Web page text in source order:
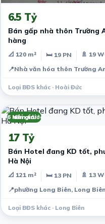
6.5 Tỷ
Bán gấp nhà thôn Trường
hàng
📐 120 m² 🛏 19 PN
🚿 19
📍Nhà văn hóa thôn Trường
Loại BĐS khác · Hoài Đức
Môi giới
6 năm trước
17 Tỷ
Bán Hotel đang KD tốt,
Hà Nội
📐 121 m² 🛏 13 PN
🚿 13
📍phường Long Biên, Long
Loại BĐS khác · Long Biên